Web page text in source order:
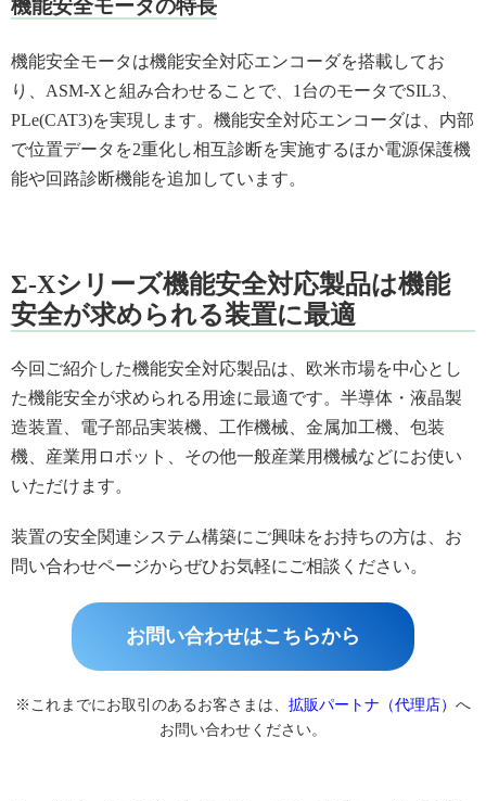
機能安全モータの特長
機能安全モータは機能安全対応エンコーダを搭載してお
り、ASM-Xと組み合わせることで、1台のモータでSIL3、
PLe(CAT3)を実現します。機能安全対応エンコーダは、内部
で位置データを2重化し相互診断を実施するほか電源保護機
能や回路診断機能を追加しています。
Σ-Xシリーズ機能安全対応製品は機能
安全が求められる装置に最適
今回ご紹介した機能安全対応製品は、欧米市場を中心とし
た機能安全が求められる用途に最適です。半導体・液晶製
造装置、電子部品実装機、工作機械、金属加工機、包装
機、産業用ロボット、その他一般産業用機械などにお使い
いただけます。
装置の安全関連システム構築にご興味をお持ちの方は、お
問い合わせページからぜひお気軽にご相談ください。
お問い合わせはこちらから
※これまでにお取引のあるお客さまは、 拡販パートナ（代理店） へ
お問い合わせください。